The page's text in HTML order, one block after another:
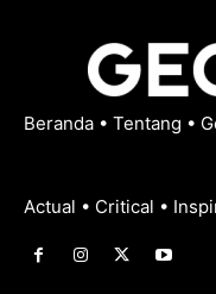
Beranda • Tentang •
Actual • Critical •